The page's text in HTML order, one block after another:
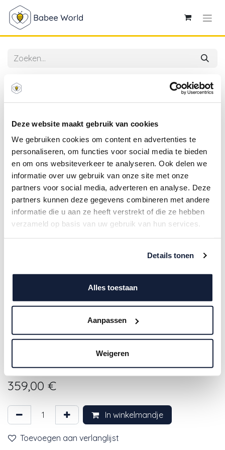
Deze website maakt gebruik van cookies
We gebruiken cookies om content en advertenties te
personaliseren, om functies voor social media te bieden
en om ons websiteverkeer te analyseren. Ook delen we
informatie over uw gebruik van onze site met onze
partners voor social media, adverteren en analyse. Deze
partners kunnen deze gegevens combineren met andere
informatie die u aan ze heeft verstrekt of die ze hebben
verzameld op basis van uw gebruik van hun services.
Details tonen
Alles toestaan
Aanpassen
Weigeren
4SO | Tuintafel June Coffee Table Base Caramel High
Gloss 60x40cm
4SO | Tuintafel June Coffee Table
Base Caramel High Gloss
60x40cm
359,00 €
In winkelmandje
Toevoegen aan verlanglijst